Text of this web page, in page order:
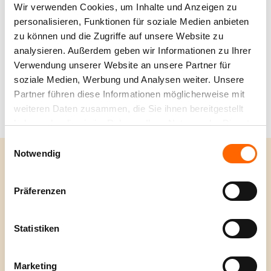
Wir verwenden Cookies, um Inhalte und Anzeigen zu
personalisieren, Funktionen für soziale Medien anbieten
zu können und die Zugriffe auf unsere Website zu
analysieren. Außerdem geben wir Informationen zu Ihrer
Verwendung unserer Website an unsere Partner für
soziale Medien, Werbung und Analysen weiter. Unsere
Partner führen diese Informationen möglicherweise mit
weiteren Daten zusammen, die Sie ihnen bereitgestellt
haben oder die sie im Rahmen Ihrer Nutzung der Dienste
Einwilligungsauswahl
Notwendig
Präferenzen
Statistiken
Marketing
Bietet langanhaltenden Schutz vor Abnutzung,
wodurch die Qualität und Ästhetik der
Oberflächen erhalten bleiben
Perfekt geeignet für Bereiche, in denen hohe
Belastbarkeit und Langlebigkeit erforderlich
sind
Entdecken Sie die Einfachheit von Alpina Mineral
Sortiment besteht aus nur drei Kernprodukten:
für einen langlebigen, echten mineralischen Beton-
Look. Ideal für trendbewusste Gestalter, sind die
geeignet und bieten eine breite Farbpalette von
Angezeigt1von 5Produkten